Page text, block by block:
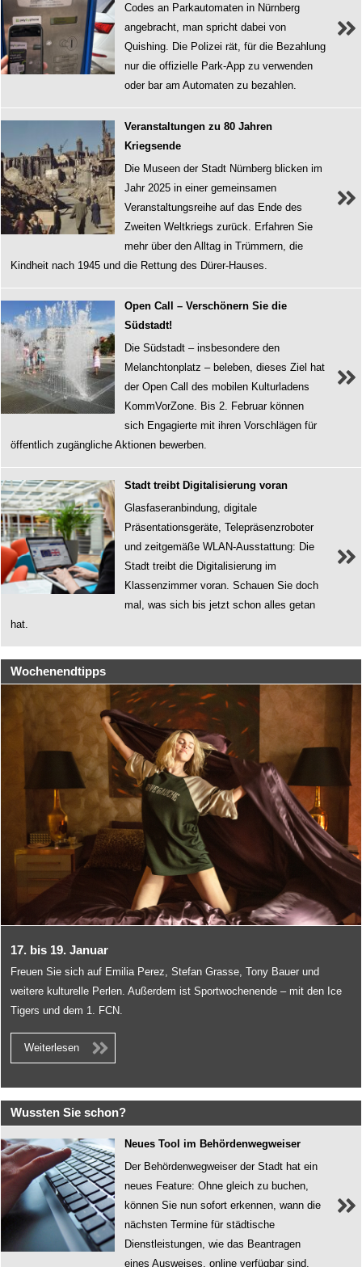
Codes an Parkautomaten in Nürnberg
angebracht, man spricht dabei von
Quishing. Die Polizei rät, für die Bezahlung
nur die offizielle Park-App zu verwenden
oder bar am Automaten zu bezahlen.
Veranstaltungen zu 80 Jahren
Kriegsende
Die Museen der Stadt Nürnberg blicken im
Jahr 2025 in einer gemeinsamen
Veranstaltungsreihe auf das Ende des
Zweiten Weltkriegs zurück. Erfahren Sie
mehr über den Alltag in Trümmern, die
Kindheit nach 1945 und die Rettung des Dürer-Hauses.
Open Call – Verschönern Sie die
Südstadt!
Die Südstadt – insbesondere den
Melanchtonplatz – beleben, dieses Ziel hat
der Open Call des mobilen Kulturladens
KommVorZone. Bis 2. Februar können
sich Engagierte mit ihren Vorschlägen für
öffentlich zugängliche Aktionen bewerben.
Stadt treibt Digitalisierung voran
Glasfaseranbindung, digitale
Präsentationsgeräte, Telepräsenzroboter
und zeitgemäße WLAN-Ausstattung: Die
Stadt treibt die Digitalisierung im
Klassenzimmer voran. Schauen Sie doch
mal, was sich bis jetzt schon alles getan
hat.
Wochenendtipps
17. bis 19. Januar
Freuen Sie sich auf Emilia Perez, Stefan Grasse, Tony Bauer und
weitere kulturelle Perlen. Außerdem ist Sportwochenende – mit den Ice
Tigers und dem 1. FCN.
Weiterlesen
Wussten Sie schon?
Neues Tool im Behördenwegweiser
Der Behördenwegweiser der Stadt hat ein
neues Feature: Ohne gleich zu buchen,
können Sie nun sofort erkennen, wann die
nächsten Termine für städtische
Dienstleistungen, wie das Beantragen
eines Ausweises, online verfügbar sind.